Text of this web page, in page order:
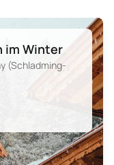
im Winter
(Schladming-